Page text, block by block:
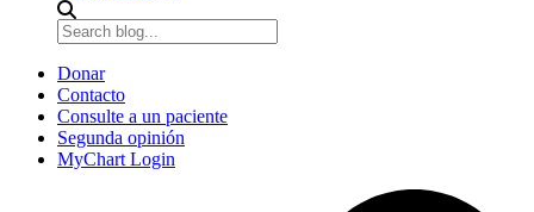
Donar
Contacto
Consulte a un paciente
Segunda opinión
MyChart Login